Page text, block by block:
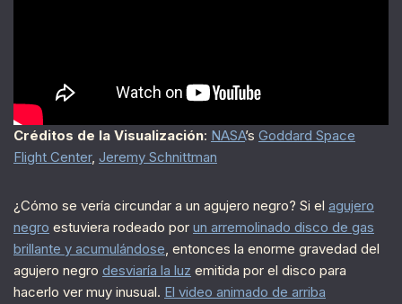
Créditos de la Visualización: NASA’s Goddard Space
Flight Center, Jeremy Schnittman
¿Cómo se vería circundar a un agujero negro? Si el agujero
negro estuviera rodeado por un arremolinado disco de gas
brillante y acumulándose, entonces la enorme gravedad del
agujero negro desviaría la luz emitida por el disco para
hacerlo ver muy inusual. El video animado de arriba